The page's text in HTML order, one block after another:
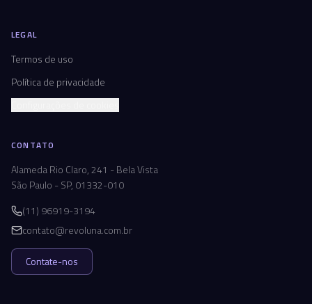
LEGAL
Termos de uso
Política de privacidade
CONTATO
Alameda Rio Claro, 241 - Bela Vista
São Paulo - SP, 01332-010
(11) 96919-3194
contato@revoluna.com.br
Contate-nos